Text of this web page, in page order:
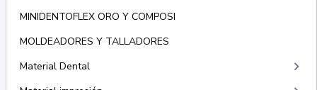
MINIDENTOFLEX ORO Y COMPOSI
MOLDEADORES Y TALLADORES
Material Dental
keyboard_arrow_right